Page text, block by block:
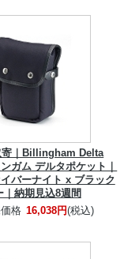
寄｜Billingham Delta
ガム デルタポケット｜
バーナイト x ブラック
｜納期見込8週間
格 16,038円(税込)